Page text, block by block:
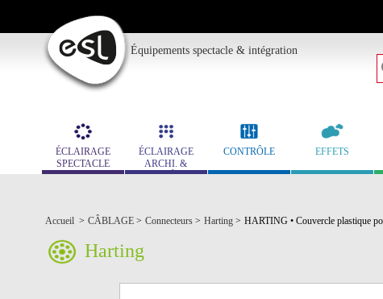
Équipements spectacle & intégration
ÉCLAIRAGE
SPECTACLE
ÉCLAIRAGE
ARCHI. &
MUSÉO.
CONTRÔLE EFFETS
Accueil > CÂBLAGE > Connecteurs > Harting > HARTING • Couvercle plastique
Harting